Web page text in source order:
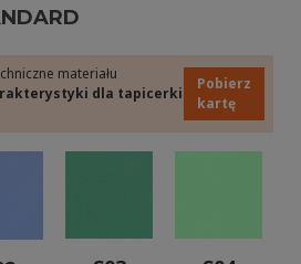
materiału
dla tapicerki
Pobierz
kartę